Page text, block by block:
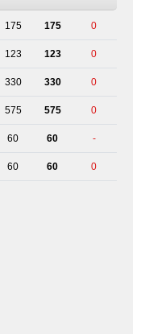
175 175 0
123 123 0
330 330 0
575 575 0
60 60 -
60 60 0